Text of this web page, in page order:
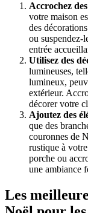
Accrochez
votre maison
des
ou suspendez-
entrée
Utilisez des
lumineuses,
lumineux,
extérieur.
décorer votre
Ajoutez des
que des
couronnes de
rustique à
porche ou
une ambiance
Les